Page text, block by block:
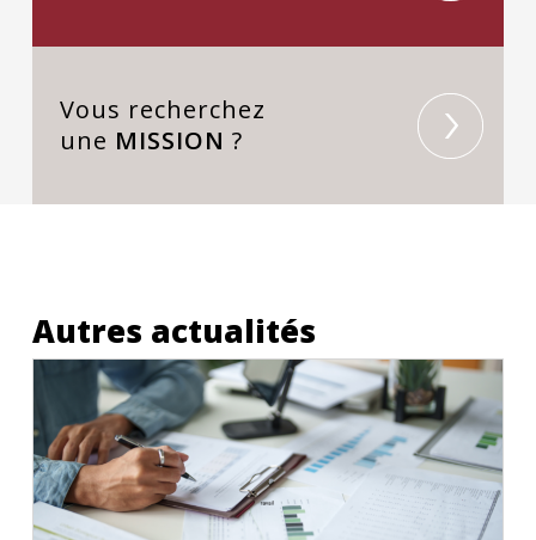
Vous recherchez
une MISSION ?
Autres actualités